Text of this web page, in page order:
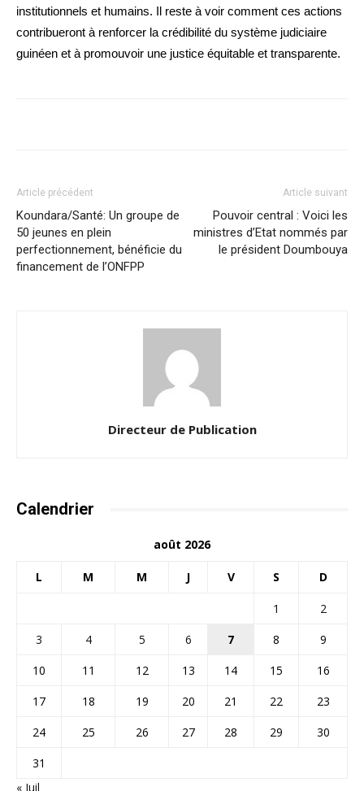
institutionnels et humains. Il reste à voir comment ces actions
contribueront à renforcer la crédibilité du système judiciaire
guinéen et à promouvoir une justice équitable et transparente.
Article précédent
Koundara/Santé: Un groupe de
50 jeunes en plein
perfectionnement, bénéficie du
financement de l’ONFPP
Article suivant
Pouvoir central : Voici les
ministres d’Etat nommés par
le président Doumbouya
Directeur de Publication
Calendrier
août 2026
L M M J V S D
1
2
3
4 5 6 7 8
9
10
11 12 13 14 15
16
17
18 19 20 21 22
23
24
25 26 27 28 29
30
31
« Juil